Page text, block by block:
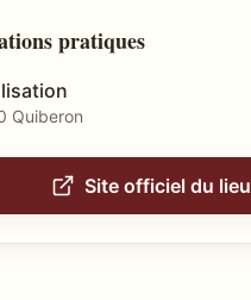
pratiques
Quiberon
Site officiel du lieu